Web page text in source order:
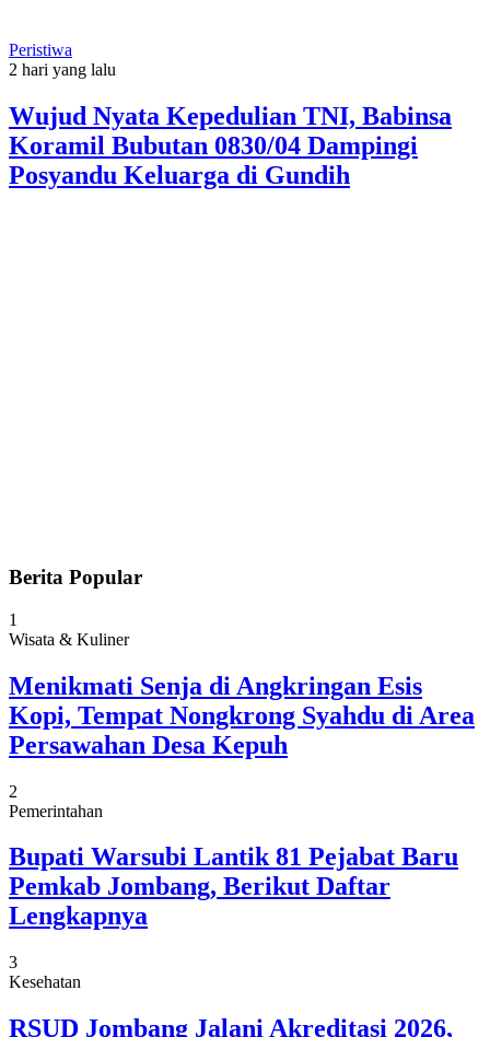
Peristiwa
2 hari yang lalu
Wujud Nyata Kepedulian TNI, Babinsa
Koramil Bubutan 0830/04 Dampingi
Posyandu Keluarga di Gundih
Berita Popular
1
Wisata & Kuliner
Menikmati Senja di Angkringan Esis
Kopi, Tempat Nongkrong Syahdu di Area
Persawahan Desa Kepuh
2
Pemerintahan
Bupati Warsubi Lantik 81 Pejabat Baru
Pemkab Jombang, Berikut Daftar
Lengkapnya
3
Kesehatan
RSUD Jombang Jalani Akreditasi 2026,